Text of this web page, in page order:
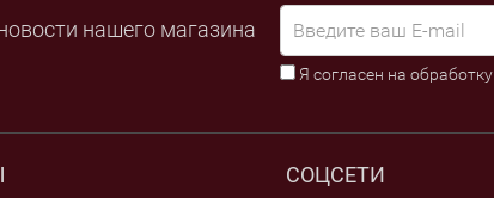
нашего магазина
Я согласен на обработку
СОЦСЕТИ